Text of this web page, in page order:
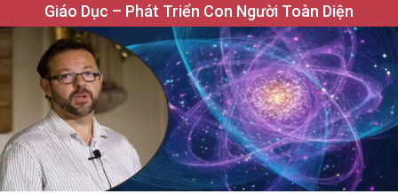
Giáo Dục – Phát Triển Con Người Toàn Diện